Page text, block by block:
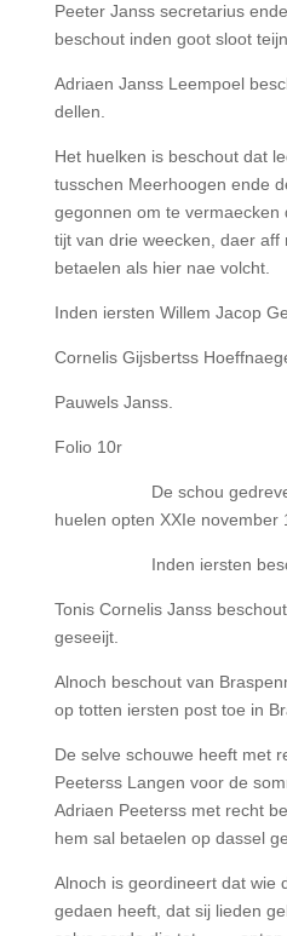
Peeter Janss secretarius
beschout inden goot sloot
Adriaen Janss Leempoel
dellen.
Het huelken is beschout dat
tusschen Meerhoogen ende
gegonnen om te
tijt van drie weecken, daer
betaelen als hier nae volcht.
Inden iersten Willem Jacop
Cornelis Gijsbertss
Pauwels Janss.
Folio 10r
De schou gedreven
huelen opten XXIe november
Inden iersten
Tonis Cornelis Janss
geseeijt.
Alnoch beschout van
op totten iersten post toe in
De selve schouwe heeft met
Peeterss Langen voor de
Adriaen Peeterss met recht
hem sal betaelen op dassel
Alnoch is geordineert dat wie
gedaen heeft, dat sij lieden